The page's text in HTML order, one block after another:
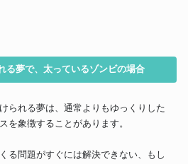
る夢で、太っているゾンビの場合
られる夢は、通常よりもゆっくりした
を象徴することがあります。
る問題がすぐには解決できない、もし